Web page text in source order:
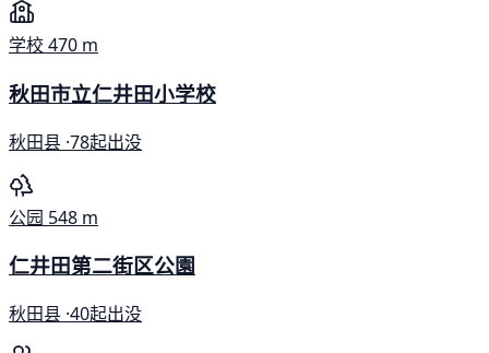
学校470 m
秋田市立仁井田小学校
秋田县 ·78起出没
公园 548 m
仁井田第二街区公園
秋田县 ·40起出没